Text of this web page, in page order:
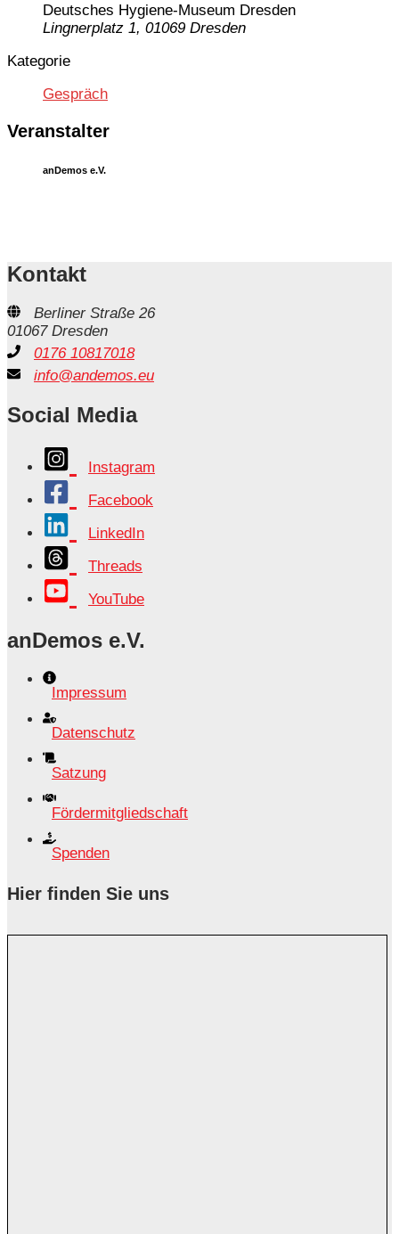
Deutsches Hygiene-Museum Dresden
Lingnerplatz 1, 01069 Dresden
Kategorie
Gespräch
Veranstalter
anDemos e.V.
Kontakt
Berliner Straße 26
01067 Dresden
0176 10817018
info@andemos.eu
Social Media
Instagram
Facebook
LinkedIn
Threads
YouTube
anDemos e.V.
Impressum
Datenschutz
Satzung
Fördermitgliedschaft
Spenden
Hier finden Sie uns